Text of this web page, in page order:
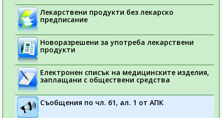
Лекарствени продукти без лекарско
предписание
Новоразрешени за употреба лекарствени
продукти
Електронен списък на медицинските изделия,
заплащани с обществени средства
Съобщения по чл. 61, ал. 1 от АПК